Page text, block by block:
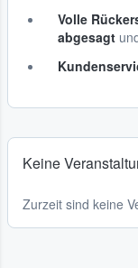
Volle
abgesagt
Keine
Zurzeit sind keine